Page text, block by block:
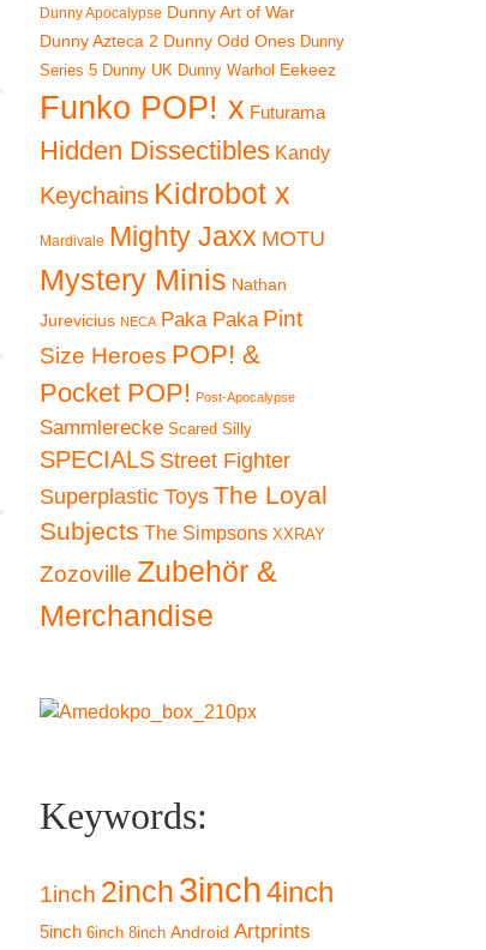
Dunny Apocalypse Dunny Art of War
Dunny Azteca 2 Dunny Odd Ones Dunny
Series 5 Dunny UK Dunny Warhol Eekeez
Funko POP! x Futurama
Hidden Dissectibles Kandy
Keychains Kidrobot x
Mardivale Mighty Jaxx MOTU
Mystery Minis Nathan
Jurevicius NECA Paka Paka Pint
Size Heroes POP! &
Pocket POP! Post-Apocalypse
Sammlerecke Scared Silly
SPECIALS Street Fighter
Superplastic ToysThe Loyal
Subjects The Simpsons XXRAY
Zozoville Zubehör &
Merchandise
Keywords:
1inch 2inch 3inch4inch
5inch 6inch 8inch Android Artprints